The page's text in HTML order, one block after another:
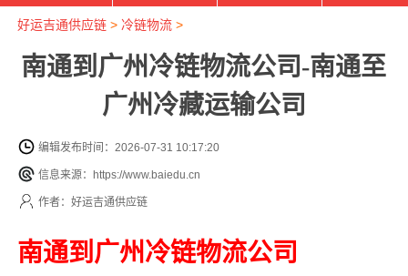
好运吉通供应链> 冷链物流>
南通到广州冷链物流公司-南通至
广州冷藏运输公司
编辑发布时间：2026-07-31 10:17:20
信息来源：https://www.baiedu.cn
作者：好运吉通供应链
南通到广州冷链物流公司